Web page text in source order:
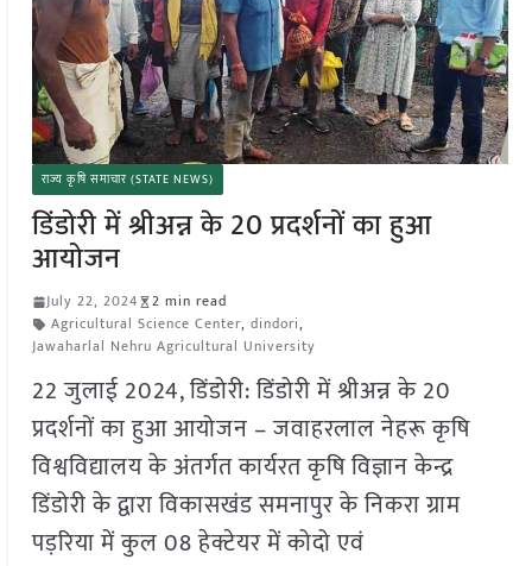
राज्य कृषि समाचार (STATE NEWS)
डिंडोरी में श्रीअन्न के 20 प्रदर्शनों का हुआ
आयोजन
July 22, 2024
2 min read
Agricultural Science Center, dindori,
Jawaharlal Nehru Agricultural University
22 जुलाई 2024, डिंडोरी: डिंडोरी में श्रीअन्न के 20
प्रदर्शनों का हुआ आयोजन – जवाहरलाल नेहरू कृषि
विश्वविद्यालय के अंतर्गत कार्यरत कृषि विज्ञान केन्द्र
डिंडोरी के द्वारा विकासखंड समनापुर के निकरा ग्राम
पड़रिया में कुल 08 हेक्टेयर में कोदो एवं